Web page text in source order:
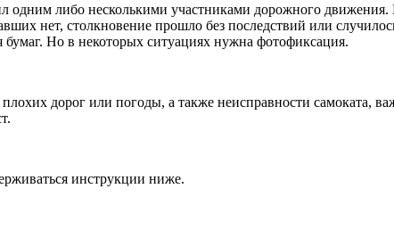
либо несколькими участниками дорожного движения.
нет, столкновение прошло без последствий или
Но в некоторых ситуациях нужна фотофиксация.
дорог или погоды, а также неисправности самоката,
инструкции ниже.